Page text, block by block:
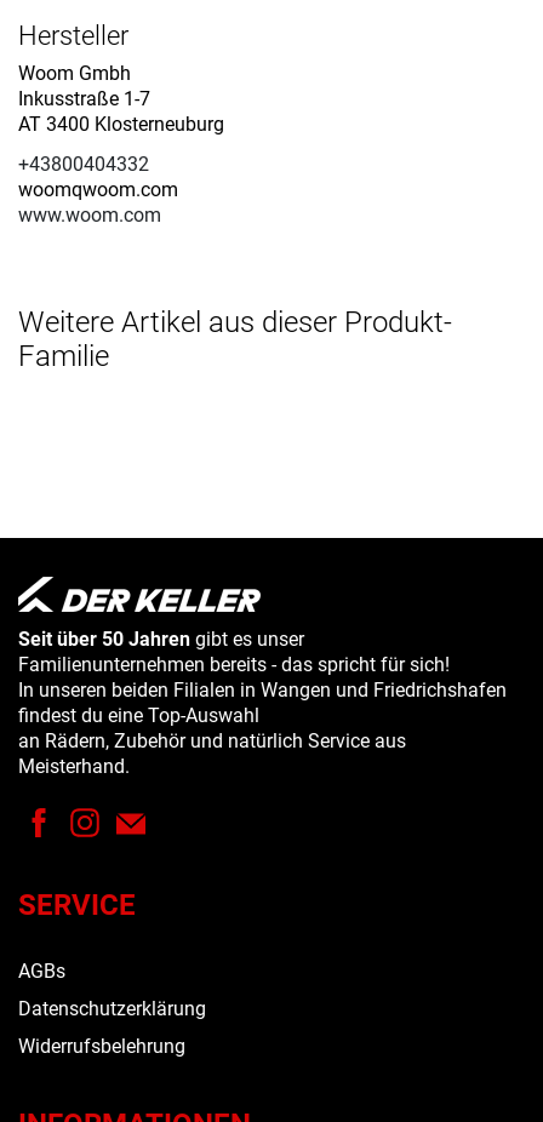
Hersteller
Woom Gmbh
Inkusstraße 1-7
AT 3400 Klosterneuburg
+43800404332
woomqwoom.com
www.woom.com
Weitere Artikel aus dieser Produkt-
Familie
Seit über 50 Jahren gibt es unser
Familienunternehmen bereits - das spricht für sich!
In unseren beiden Filialen in Wangen und Friedrichshafen
findest du eine Top-Auswahl
an Rädern, Zubehör und natürlich Service aus
Meisterhand.
SERVICE
AGBs
Datenschutzerklärung
Widerrufsbelehrung